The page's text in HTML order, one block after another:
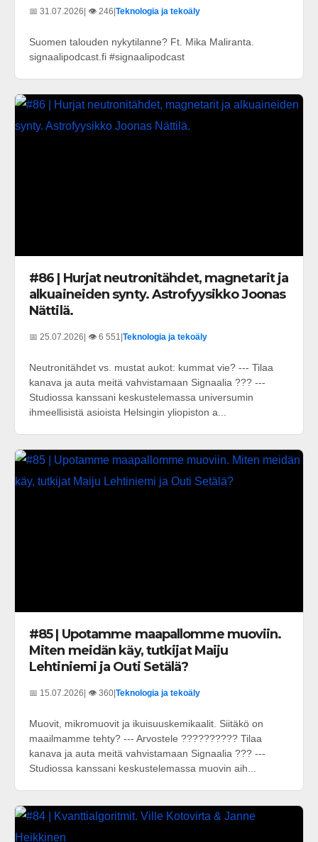
📅 31.07.2026 | 👁️ 246 Teknologia ja tekoäly
Suomen talouden nykytilanne? Ft. Mika Maliranta.
signaalipodcast.fi #signaalipodcast
#86 | Hurjat neutronitähdet, magnetarit ja
alkuaineiden synty. Astrofyysikko Joonas
Nättilä.
📅 25.07.2026 | 👁️ 6 551 Teknologia ja tekoäly
Neutronitähdet vs. mustat aukot: kummat vie? --- Tilaa
kanava ja auta meitä vahvistamaan Signaalia ??? ---
Studiossa kanssani keskustelemassa universumin
ihmeellisistä asioista Helsingin yliopiston a...
#85 | Upotamme maapallomme muoviin.
Miten meidän käy, tutkijat Maiju
Lehtiniemi ja Outi Setälä?
📅 15.07.2026| 👁️ 360|Teknologia ja tekoäly
Muovit, mikromuovit ja ikuisuuskemikaalit. Siitäkö on
maailmamme tehty? --- Arvostele ?????????? Tilaa
kanava ja auta meitä vahvistamaan Signaalia ??? ---
Studiossa kanssani keskustelemassa muovin aih...